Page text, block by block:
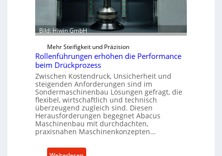
Bild: Hiwin GmbH
Mehr Steifigkeit und Präzision
Rollenführungen erhöhen die Performance
beim Drückprozess
Zwischen Kostendruck, Unsicherheit und
steigenden Anforderungen sind im
Sondermaschinenbau Lösungen gefragt, die
flexibel, wirtschaftlich und technisch
überzeugend zugleich sind. Diesen
Herausforderungen begegnet Abacus
Maschinenbau mit durchdachten,
praxisnahen Maschinenkonzepten…